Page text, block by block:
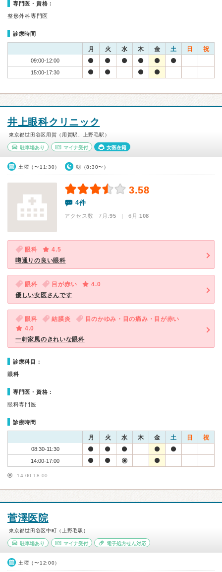
専門医・資格：
整形外科専門医
診療時間
月 火 水 木 金 土 日 祝
09:00-12:00
15:00-17:30
井上眼科クリニック
東京都世田谷区用賀（用賀駅、上野毛駅）
駐車場あり マイナ受付 女医在籍
土曜（〜11:30） 朝（8:30〜）
3.58
4件
アクセス数 7月:95 | 6月:108
眼科
4.5
噂通りの良い眼科
眼科 目が赤い
4.0
優しい女医さんです
眼科 結膜炎
目のかゆみ・目の痛み・目が赤い
4.0
一軒家風のきれいな眼科
診療科目：
眼科
専門医・資格：
眼科専門医
診療時間
月 火 水 木 金 土 日 祝
08:30-11:30
14:00-17:00
14:00-18:00
菅澤医院
東京都世田谷区中町（上野毛駅）
駐車場あり マイナ受付 電子処方せん対応
土曜（〜12:00）